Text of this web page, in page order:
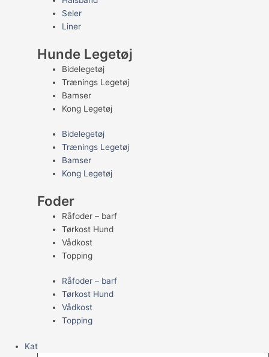
Seler
Liner
Hunde Legetøj
Bidelegetøj
Trænings Legetøj
Bamser
Kong Legetøj
Bidelegetøj
Trænings Legetøj
Bamser
Kong Legetøj
Foder
Råfoder – barf
Tørkost Hund
Vådkost
Topping
Råfoder – barf
Tørkost Hund
Vådkost
Topping
Kat